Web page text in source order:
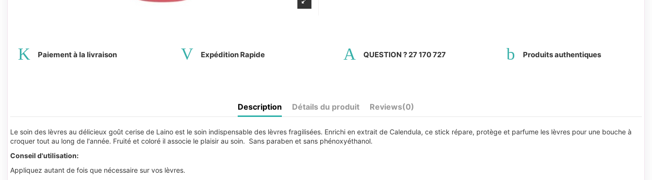
Paiement à la livraison Expédition Rapide QUESTION ? 27 170 727 Produits authentiques
Description Détails du produit Reviews(0)
Le soin des lèvres au délicieux goût cerise de Laino est le soin indispensable des lèvres fragilisées. Enrichi en extrait de Calendula, ce stick répare, protège et parfume les lèvres pour une bouche à
croquer tout au long de l'année. Fruité et coloré il associe le plaisir au soin. Sans paraben et sans phénoxyéthanol.
Conseil d'utilisation:
Appliquez autant de fois que nécessaire sur vos lèvres.